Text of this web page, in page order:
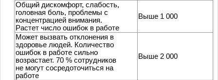
Общий дискомфорт, слабость,
головная боль, проблемы с
концентрацией внимания.
Растет число ошибок в работе
Выше 1 000
Может вызвать отклонения в
здоровье людей. Количество
ошибок в работе сильно
возрастает. 70 % сотрудников
не могут сосредоточиться на
работе
Выше 2 000